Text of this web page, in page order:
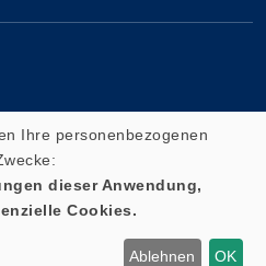
Ihre personenbezogenen
dieser Anwendung,
Cookies.
Ablehnen OK